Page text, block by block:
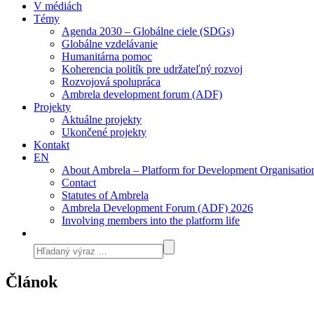
V médiách
Témy
Agenda 2030 – Globálne ciele (SDGs)
Globálne vzdelávanie
Humanitárna pomoc
Koherencia politík pre udržateľný rozvoj
Rozvojová spolupráca
Ambrela development forum (ADF)
Projekty
Aktuálne projekty
Ukončené projekty
Kontakt
EN
About Ambrela – Platform for Development
Contact
Statutes of Ambrela
Ambrela Development Forum (ADF) 2026
Involving members into the platform life
Článok